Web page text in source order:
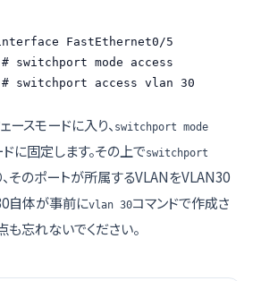
FastEthernet0/5
switchport mode access
switchport access vlan 30
ースモードに入り、 switchport mode
に固定します。その上でswitchport
、そのポートが所属するVLANをVLAN30
自体が事前にvlan 30コマンドで作成さ
忘れないでください。